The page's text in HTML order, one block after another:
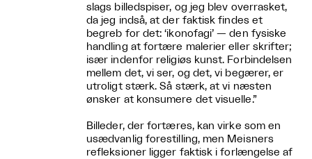
slags billedspiser, og jeg blev overrasket,
da jeg indså, at der faktisk findes et
begreb for det: ‘ikonofagi’ — den fysiske
handling at fortære malerier eller skrifter;
især indenfor religiøs kunst. Forbindelsen
mellem det, vi ser, og det, vi begærer, er
utroligt stærk. Så stærk, at vi næsten
ønsker at konsumere det visuelle.”
Billeder, der fortæres, kan virke som en
usædvanlig forestilling, men Meisners
refleksioner ligger faktisk i forlængelse af